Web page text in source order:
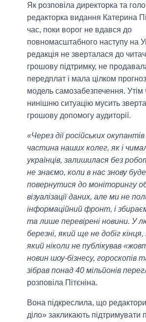
Як розповіла директорка та
редакторка видання Катерина
час, поки ворог не вдався до
повномасштабного наступу на
редакція не зверталася до
грошову підтримку, не
передплат і мала цілком
модель самозабезпечення. Утім
нинішню ситуацію мусить
грошову допомогу аудиторії.
«Через дії російських
частина наших колег, як і
українців, залишилася без
не знаємо, коли в нас знову
повернутися до моніторингу
візуалізації даних, але ми не
інформаційний фронт, і
та лише перевірені новини. У
березні, який ще не добіг
який ніколи не публікував
новин шоу-бізнесу, гороскопів
зібрав понад 40 мільйонів
розповіла Пітєніна.
Вона підкреслила, що
діло» закликають підтримувати